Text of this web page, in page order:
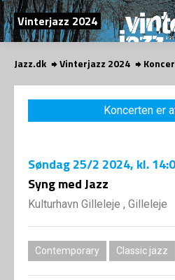
Vinterjazz 2024
Jazz.dk Vinterjazz 2024
Koncerten er
Søndag25/2 2024, kl.
Syng med Jazz
Kulturhavn Gilleleje , Gilleleje
Contemporary Classic jazz